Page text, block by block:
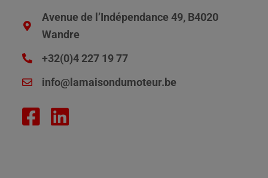
Avenue de l’Indépendance 49, B4020
Wandre
+32(0)4 227 19 77
info@lamaisondumoteur.be